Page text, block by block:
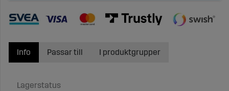
Info
Lagerstatus
Passar till I produktgrupper